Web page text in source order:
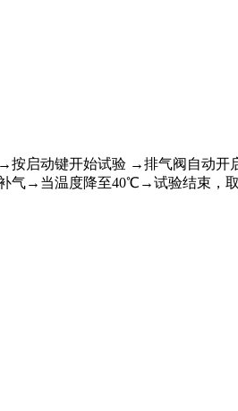
启动键开始试验 →排气阀自动
气→当温度降至40℃→试验结束，取